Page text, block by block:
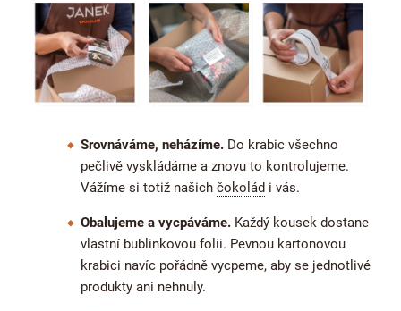
Srovnáváme, neházíme. Do krabic všechno
pečlivě vyskládáme a znovu to kontrolujeme.
Vážíme si totiž našich čokolád i vás.
Obalujeme a vycpáváme. Každý kousek dostane
vlastní bublinkovou folii. Pevnou kartonovou
krabici navíc pořádně vycpeme, aby se jednotlivé
produkty ani nehnuly.